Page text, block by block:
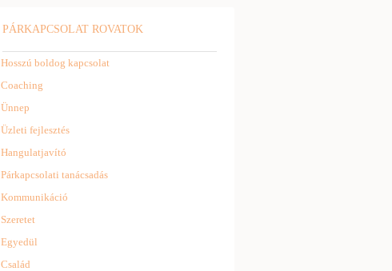
PÁRKAPCSOLAT ROVATOK
Hosszú boldog kapcsolat
Coaching
Ünnep
Üzleti fejlesztés
Hangulatjavító
Párkapcsolati tanácsadás
Kommunikáció
Szeretet
Egyedül
Család